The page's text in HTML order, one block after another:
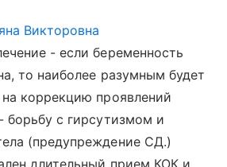
Викторовна
- если беременность
то наиболее разумным будет
коррекцию проявлений
борьбу с гирсутизмом и
(предупреждение СД.)
длительный прием КОК и